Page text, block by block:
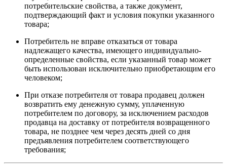
потребительские свойства, а также документ,
подтверждающий факт и условия покупки указанного
товара;
Потребитель не вправе отказаться от товара
надлежащего качества, имеющего индивидуально-
определенные свойства, если указанный товар может
быть использован исключительно приобретающим его
человеком;
При отказе потребителя от товара продавец должен
возвратить ему денежную сумму, уплаченную
потребителем по договору, за исключением расходов
продавца на доставку от потребителя возвращенного
товара, не позднее чем через десять дней со дня
предъявления потребителем соответствующего
требования;